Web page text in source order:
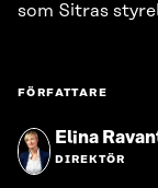
som Sitras
FÖRFATTARE
Elina
DIREKTÖR